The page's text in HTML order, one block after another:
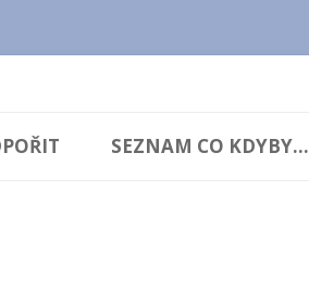
k
obsahu
SEZNAM CO KDYBY...